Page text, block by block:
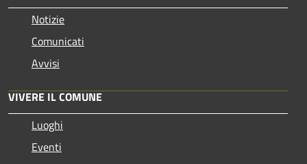
Notizie
Comunicati
Avvisi
VIVERE IL COMUNE
Luoghi
Eventi